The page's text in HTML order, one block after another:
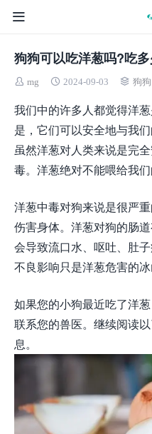
狗狗可以吃洋葱吗?吃
mg 2024-09-03 狗狗
我们中的许多人都觉得洋
是，它们可以安全地与我
虽然洋葱对人类来说是完
毒。洋葱绝对不能喂给我们
洋葱中毒对狗来说是很严
伤害身体。洋葱对狗的肠
会导致流口水、呕吐、肚
不良影响只是洋葱危害的冰
如果您的小狗最近吃了洋
联系您的兽医。继续阅读
息。